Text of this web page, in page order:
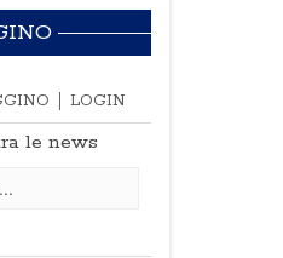
LOGIN
le news